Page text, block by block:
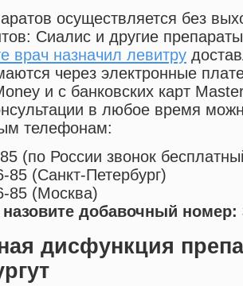
осуществляется без
Сиалис и другие
врач назначил левитру
через электронные
и с банковских карт
в любое время
телефонам:
(по России звонок
85 (Санкт-Петербург)
85 (Москва)
добавочный номер:
дисфункция